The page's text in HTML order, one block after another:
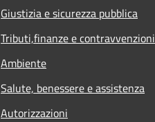
Giustizia e sicurezza pubblica
Tributi,finanze e contravvenzioni
Ambiente
Salute, benessere e assistenza
Autorizzazioni